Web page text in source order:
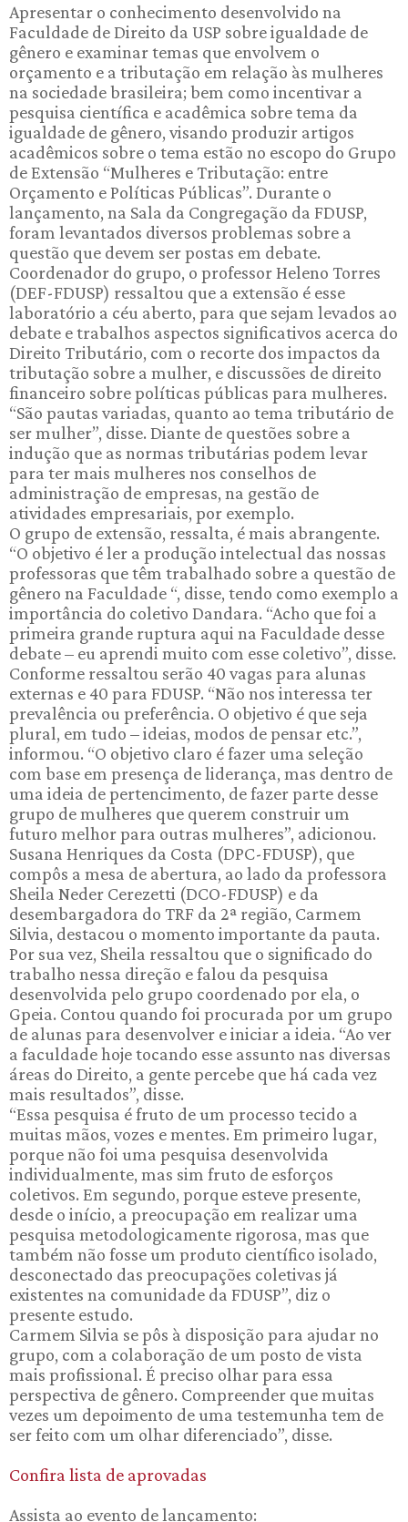
Apresentar o conhecimento desenvolvido na
Faculdade de Direito da USP sobre igualdade de
gênero e examinar temas que envolvem o
orçamento e a tributação em relação às mulheres
na sociedade brasileira; bem como incentivar a
pesquisa científica e acadêmica sobre tema da
igualdade de gênero, visando produzir artigos
acadêmicos sobre o tema estão no escopo do Grupo
de Extensão “Mulheres e Tributação: entre
Orçamento e Políticas Públicas”. Durante o
lançamento, na Sala da Congregação da FDUSP,
foram levantados diversos problemas sobre a
questão que devem ser postas em debate.
Coordenador do grupo, o professor Heleno Torres
(DEF-FDUSP) ressaltou que a extensão é esse
laboratório a céu aberto, para que sejam levados ao
debate e trabalhos aspectos significativos acerca do
Direito Tributário, com o recorte dos impactos da
tributação sobre a mulher, e discussões de direito
financeiro sobre políticas públicas para mulheres.
“São pautas variadas, quanto ao tema tributário de
ser mulher”, disse. Diante de questões sobre a
indução que as normas tributárias podem levar
para ter mais mulheres nos conselhos de
administração de empresas, na gestão de
atividades empresariais, por exemplo.
O grupo de extensão, ressalta, é mais abrangente.
“O objetivo é ler a produção intelectual das nossas
professoras que têm trabalhado sobre a questão de
gênero na Faculdade “, disse, tendo como exemplo a
importância do coletivo Dandara. “Acho que foi a
primeira grande ruptura aqui na Faculdade desse
debate – eu aprendi muito com esse coletivo”, disse.
Conforme ressaltou serão 40 vagas para alunas
externas e 40 para FDUSP. “Não nos interessa ter
prevalência ou preferência. O objetivo é que seja
plural, em tudo – ideias, modos de pensar etc.”,
informou. “O objetivo claro é fazer uma seleção
com base em presença de liderança, mas dentro de
uma ideia de pertencimento, de fazer parte desse
grupo de mulheres que querem construir um
futuro melhor para outras mulheres”, adicionou.
Susana Henriques da Costa (DPC-FDUSP), que
compôs a mesa de abertura, ao lado da professora
Sheila Neder Cerezetti (DCO-FDUSP) e da
desembargadora do TRF da 2ª região, Carmem
Silvia, destacou o momento importante da pauta.
Por sua vez, Sheila ressaltou que o significado do
trabalho nessa direção e falou da pesquisa
desenvolvida pelo grupo coordenado por ela, o
Gpeia. Contou quando foi procurada por um grupo
de alunas para desenvolver e iniciar a ideia. “Ao ver
a faculdade hoje tocando esse assunto nas diversas
áreas do Direito, a gente percebe que há cada vez
mais resultados”, disse.
“Essa pesquisa é fruto de um processo tecido a
muitas mãos, vozes e mentes. Em primeiro lugar,
porque não foi uma pesquisa desenvolvida
individualmente, mas sim fruto de esforços
coletivos. Em segundo, porque esteve presente,
desde o início, a preocupação em realizar uma
pesquisa metodologicamente rigorosa, mas que
também não fosse um produto científico isolado,
desconectado das preocupações coletivas já
existentes na comunidade da FDUSP”, diz o
presente estudo.
Carmem Silvia se pôs à disposição para ajudar no
grupo, com a colaboração de um posto de vista
mais profissional. É preciso olhar para essa
perspectiva de gênero. Compreender que muitas
vezes um depoimento de uma testemunha tem de
ser feito com um olhar diferenciado”, disse.
Confira lista de aprovadas
Assista ao evento de lançamento: